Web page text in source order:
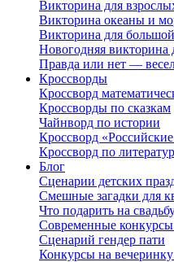
Викторина для
Викторина океаны и
Викторина для
Новогодняя викторина
Правда или нет —
Кроссворды
Кроссворд
Кроссворды по сказкам
Чайнворд по истории
Кроссворд
Кроссворд по
Блог
Сценарии детских
Смешные загадки для
Что подарить на
Современные конкурсы
Сценарий гендер пати
Конкурсы на